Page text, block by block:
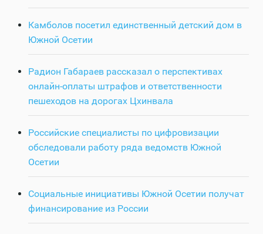
Камболов посетил единственный детский дом в
Южной Осетии
Радион Габараев рассказал о перспективах
онлайн-оплаты штрафов и ответственности
пешеходов на дорогах Цхинвала
Российские специалисты по цифровизации
обследовали работу ряда ведомств Южной
Осетии
Социальные инициативы Южной Осетии получат
финансирование из России